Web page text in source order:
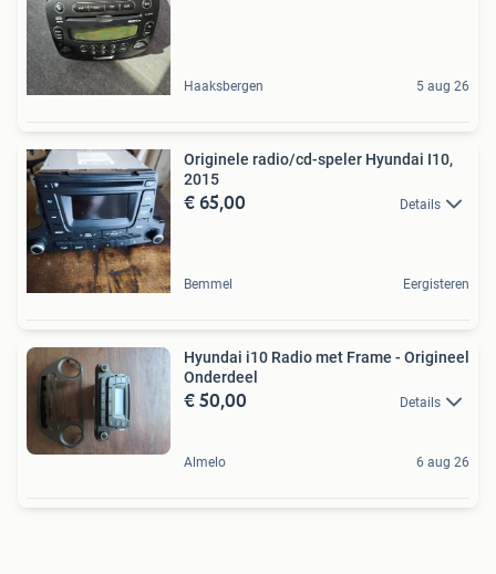
Haaksbergen 5 aug 26
Originele radio/cd-speler Hyundai I10,
2015
€ 65,00 Details
Bemmel Eergisteren
Hyundai i10 Radio met Frame - Origineel
Onderdeel
€ 50,00 Details
Almelo 6 aug 26